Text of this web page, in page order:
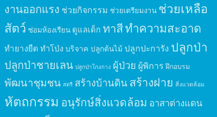
งานออกแรง ช่วยกิจกรรม ช่วยเตรียมงาน ช่วยเหลือ
สัตว์ ซ่อมห้องเรียน ดูแลเด็ก ทาสีทำความสะอาด
ทำยางยืด ทำโป่ง บริจาค ปลูกต้นไม้ ปลูกปะการัง ปลูกป่า
ปลูกป่าชายเลน ปลูกป่าโกงกาง ผู้ป่วย ผู้พิการ ฝึกอบรม
พัฒนาชุมชน สตรี สร้างบ้านดินสร้างฝาย สิ่งแวดล้อม
หัตถกรรม อนุรักษ์สิ่งแวดล้อม อาสาต่างแดน